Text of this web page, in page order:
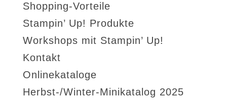
Shopping-Vorteile
Stampin’ Up! Produkte
Workshops mit Stampin’ Up!
Kontakt
Onlinekataloge
Herbst-/Winter-Minikatalog 2025